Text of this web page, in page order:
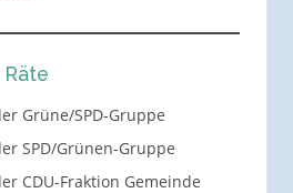
Grüne/SPD-Gruppe
SPD/Grünen-Gruppe
CDU-Fraktion Gemeinde